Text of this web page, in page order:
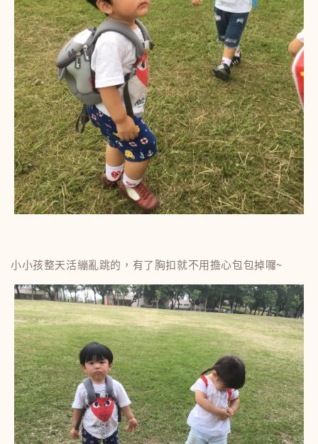
小小孩整天活繃亂跳的，有了胸扣就不用擔心包包掉囉~